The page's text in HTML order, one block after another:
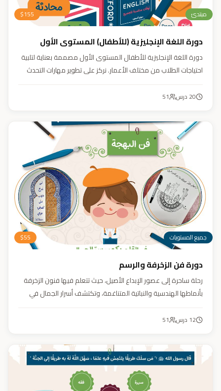
مبتدئ $155
دورة اللغة الإنجليزية (للأطفال) المستوى الأول
دورة اللغة الإنجليزية للأطفال المستوى الأول مصممة بعناية لتلبية
احتياجات الطلاب من مختلف الأعمار. نركز على تطوير مهارات التحدث
تفاعلية وأسلوب تعليمي ممتع وفعّال.
20 درس 51
جميع المستويات $55
دورة فن الزخرفة والرسم
رحلة ساحرة إلى عصور الإبداع الأصيل، حيث تتعلم فيها فنون الزخرفة
بأنماطها الهندسية والنباتية المتناغمة، وتكتشف أسرار الجمال في
الأنظار برقيّها وتوازنها، لتبدع أعمالًا فنية تعكس عبق التراث وسحر
12 درس 51